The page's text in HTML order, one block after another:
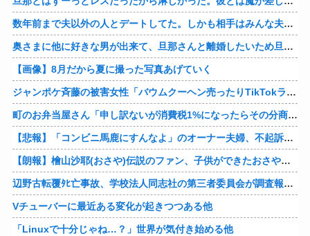
数年前まで夫以外の人とデートしてた。しかも相手はみんな夫の仕事関係の人。例えるなら夫はサッカーチームの管理栄養士、デート相手複数人は全員そのサッカーチーム選手みたいな。
奥さまに他に好きな男が出来て、旦那さんと離婚したいため旦那さんのＤＶをでっちあげて、まんまと周りを騙している話を聞いたのは、未来の鬼女たちだったｗ
【画像】8月だから夏に撮った写真あげていく
ジャンポケ斉藤の被害女性「バウムクーヘン売ったりTikTokライブしててムカついたから示談しなかった」
町のお弁当屋さん「申し訳ないが消費税1%になったらその分商品代を値上げするわ」 「うちも！」
【悲報】「コンビニ馬鹿にすんなよ」のオーナー夫婦、不起訴ｗｗｗｗｗｗｗｗ
【朗報】檜山沙耶(おさや)伝説のファン、子供ができたおさやへの正直な気持ちを語るｗ
辺野古転覆ﾀﾋ亡事故、学校法人同志社の第三者委員会が調査報告書を公表 … 安全配慮義務違反や安全管理に関する検証を妨げた組織風土の存在を指摘
Vチューバーに最近ある変化が起きつつある他
「Linuxで十分じゃね…？」世界が気付き始める他